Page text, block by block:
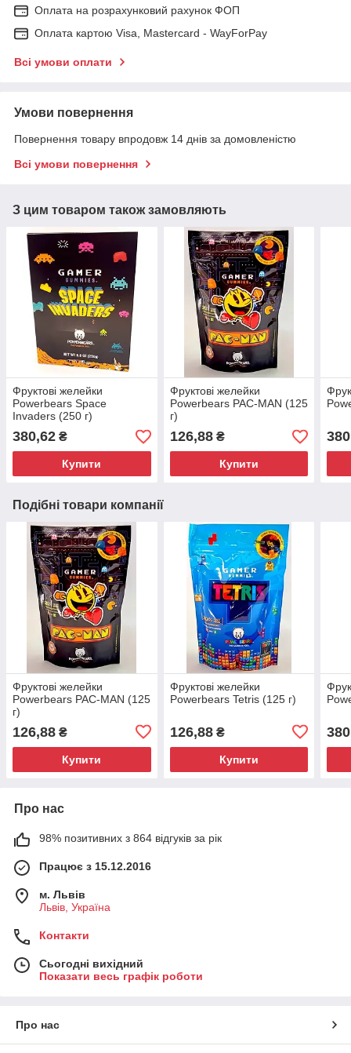
Оплата на розрахунковий рахунок ФОП
Оплата картою Visa, Mastercard - WayForPay
Всі умови оплати
Умови повернення
Повернення товару впродовж 14 днів за домовленістю
Всі умови повернення
З цим товаром також замовляють
Фруктові желейки
Powerbears Space
Invaders (250 г)
380,62 ₴
Купити
Фруктові желейки
Powerbears PAC-MAN (125
г)
126,88₴
Купити
Подібні товари компанії
Фруктові желейки
Powerbears PAC-MAN (125
г)
126,88 ₴
Купити
Фруктові желейки
Powerbears Tetris (125 г)
126,88₴
Купити
Про нас
98% позитивних з 864 відгуків за рік
Працює з 15.12.2016
м. Львів
Львів, Україна
Контакти
Сьогодні вихідний
Показати весь графік роботи
Про нас